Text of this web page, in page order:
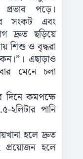
প্রভাব পড়ে।
সংকট এবং
দ্রুত ছড়িয়ে
শিশু ও বৃদ্ধরা
এছাড়াও
মেনে চলা
দিনে কমপক্ষে
২লিটার পানি
হলে দ্রুত
প্রয়োজন হলে